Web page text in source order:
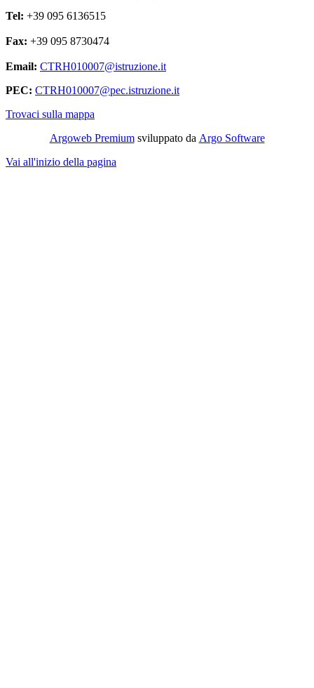
Tel: +39 095 6136515
Fax: +39 095 8730474
Email: CTRH010007@istruzione.it
PEC: CTRH010007@pec.istruzione.it
Trovaci sulla mappa
Argoweb Premiumsviluppato da Argo Software
Vai all'inizio della pagina